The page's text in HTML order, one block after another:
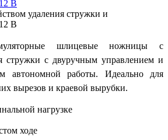
удаления стружки и
В
шлицевые ножницы с
стружки с двуручным управлением и
автономной работы. Идеально для
вырезов и краевой вырубки.
нагрузке
ходе